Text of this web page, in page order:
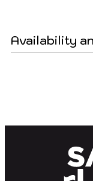
Availability